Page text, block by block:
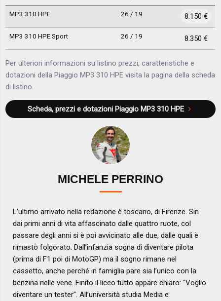
MP3 310 HPE 26 / 19 8.150 €
MP3 310 HPE Sport 26 / 19 8.350 €
Per ulteriori informazioni su listino prezzi, caratteristiche e
dotazioni della Piaggio MP3 310 HPE visita la pagina della scheda
di listino.
Scheda, prezzi e dotazioni Piaggio MP3 310 HPE
MICHELE PERRINO
L’ultimo arrivato nella redazione è toscano, di Firenze. Sin
dai primi anni di vita affascinato dalle quattro ruote, col
passare degli anni si è poi avvicinato alle due, dalle quali è
rimasto folgorato. Dall’infanzia sogna di diventare pilota
(prima di F1 poi di MotoGP) ma il sogno rimane nel
cassetto, anche perché in famiglia pare sia l’unico con la
benzina nelle vene. Finito il liceo tutto appare chiaro: “Voglio
diventare un tester”. All’università studia Media e